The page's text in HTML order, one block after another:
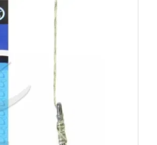
népszerűsége
praktikákat és a megfelelő
ajánl, amivel a kezdő
Amikor a horgászboltban kezdő
szinte minden alkalommal
és csalit. Valamilyen